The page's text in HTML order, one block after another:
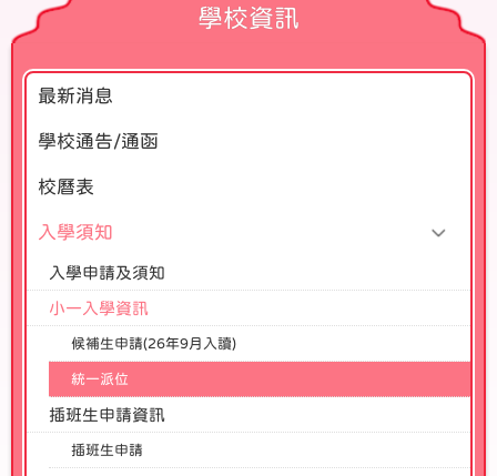
學校資訊
最新消息
學校通告/通函
校曆表
入學須知
入學申請及須知
小一入學資訊
候補生申請(26年9月入讀)
統一派位
插班生申請資訊
插班生申請